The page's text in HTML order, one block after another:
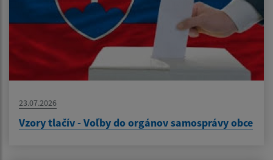
23.07.2026
Vzory tlačív - Voľby do orgánov samosprávy obce